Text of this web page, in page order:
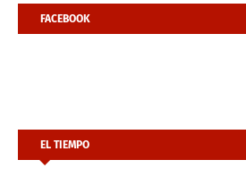
FACEBOOK
EL TIEMPO